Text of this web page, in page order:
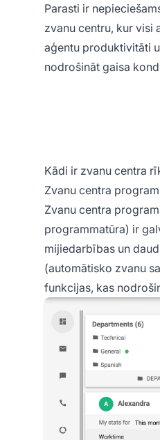
Parasti ir
zvanu centru, kur visi
aģentu produktivitāti
nodrošināt gaisa
Kādi ir zvanu centra
Zvanu centra
Zvanu centra
programmatūra) ir
mijiedarbības un
(automātisko zvanu
funkcijas, kas